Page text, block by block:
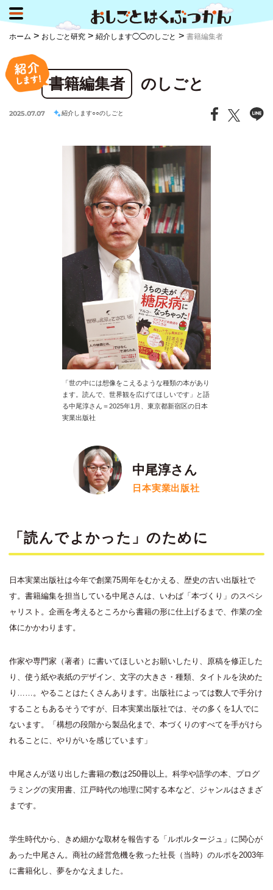
ホーム > おしごと研究 > 紹介します◯◯のしごと > 書籍編集者
書籍編集者 のしごと
2025.07.07 紹介します○○のしごと
「世の中には想像をこえるような種類の本があり
ます。読んで、世界観を広げてほしいです」と語
る中尾淳さん＝2025年1月、東京都新宿区の日本
実業出版社
中尾淳さん
日本実業出版社
「読んでよかった」のために
日本実業出版社は今年で創業75周年をむかえる、歴史の古い出版社で
す。書籍編集を担当している中尾さんは、いわば「本づくり」のスペシ
ャリスト。企画を考えるところから書籍の形に仕上げるまで、作業の全
体にかかわります。
作家や専門家（著者）に書いてほしいとお願いしたり、原稿を修正した
り、使う紙や表紙のデザイン、文字の大きさ・種類、タイトルを決めた
り……。やることはたくさんあります。出版社によっては数人で手分け
することもあるそうですが、日本実業出版社では、その多くを1人でに
ないます。「構想の段階から製品化まで、本づくりのすべてを手がけら
れることに、やりがいを感じています」
中尾さんが送り出した書籍の数は250冊以上。科学や語学の本、プログ
ラミングの実用書、江戸時代の地理に関する本など、ジャンルはさまざ
まです。
学生時代から、きめ細かな取材を報告する「ルポルタージュ」に関心が
あった中尾さん。商社の経営危機を救った社長（当時）のルポを2003年
に書籍化し、夢をかなえました。